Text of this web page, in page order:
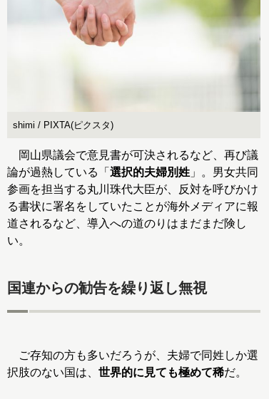
shimi / PIXTA(ピクスタ)
岡山県議会で意見書が可決されるなど、再び議
論が過熱している「 選択的夫婦別姓 」。男女共同
参画を担当する丸川珠代大臣が、反対を呼びかけ
る書状に署名をしていたことが海外メディアに報
道されるなど、導入への道のりはまだまだ険し
い。
国連からの勧告を繰り返し無視
ご存知の方も多いだろうが、夫婦で同姓しか選
択肢のない国は、 世界的に見ても極めて稀だ。